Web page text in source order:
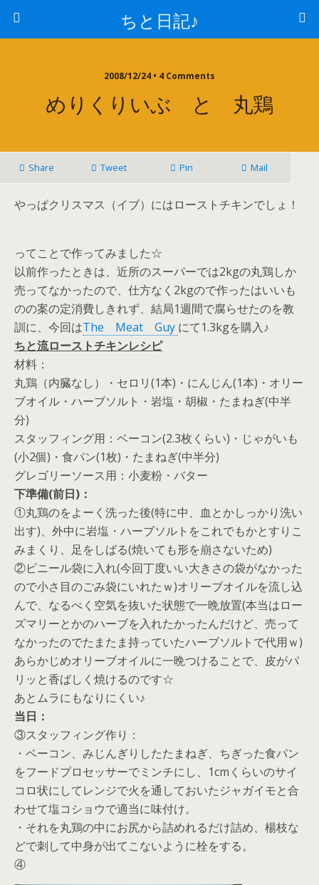
ちと日記♪
2008/12/24 • 4 Comments
めりくりいぶ と 丸鶏
Share Tweet Pin Mail
やっぱクリスマス（イブ）にはローストチキンでしょ！
ってことで作ってみました☆
以前作ったときは、近所のスーパーでは2kgの丸鶏しか
売ってなかったので、仕方なく2kgので作ったはいいも
のの案の定消費しきれず、結局1週間で腐らせたのを教
訓に、今回はThe Meat Guy にて1.3kgを購入♪
ちと流ローストチキンレシピ
材料：
丸鶏（内臓なし）・セロリ(1本)・にんじん(1本)・オリー
ブオイル・ハーブソルト・岩塩・胡椒・たまねぎ(中半
分)
スタッフィング用：ベーコン(2.3枚くらい)・じゃがいも
(小2個)・食パン(1枚)・たまねぎ(中半分)
グレゴリーソース用：小麦粉・バター
下準備(前日)：
①丸鶏のをよーく洗った後(特に中、血とかしっかり洗い
出す)、外中に岩塩・ハーブソルトをこれでもかとすりこ
みまくり、足をしばる(焼いても形を崩さないため)
②ビニール袋に入れ(今回丁度いい大きさの袋がなかった
ので小さ目のごみ袋にいれたｗ)オリーブオイルを流し込
んで、なるべく空気を抜いた状態で一晩放置(本当はロー
ズマリーとかのハーブを入れたかったんだけど、売って
なかったのでたまたま持っていたハーブソルトで代用ｗ)
あらかじめオリーブオイルに一晩つけることで、皮がパ
リッと香ばしく焼けるのです☆
あとムラにもなりにくい♪
当日：
③スタッフィング作り：
・ベーコン、みじんぎりしたたまねぎ、ちぎった食パン
をフードプロセッサーでミンチにし、1cmくらいのサイ
コロ状にしてレンジで火を通しておいたジャガイモと合
わせて塩コショウで適当に味付け。
・それを丸鶏の中にお尻から詰めれるだけ詰め、楊枝な
どで刺して中身が出てこないように栓をする。
④